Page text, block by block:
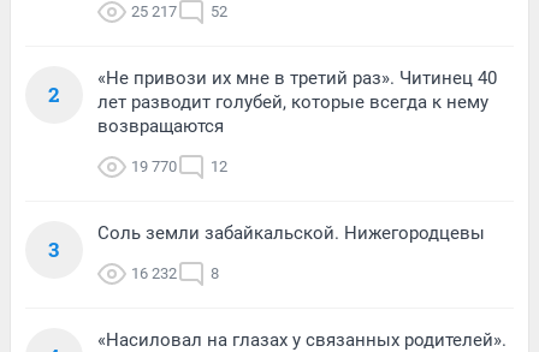
25 217 52
2
«Не привози их мне в третий раз». Читинец 40
лет разводит голубей, которые всегда к нему
возвращаются
19 770 12
3
Соль земли забайкальской. Нижегородцевы
16 232 8
«Насиловал на глазах у связанных родителей».